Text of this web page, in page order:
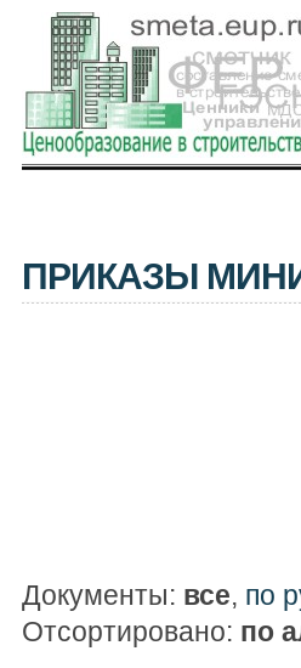
ПРИКАЗЫ
Документы: все, по
Отсортировано: по